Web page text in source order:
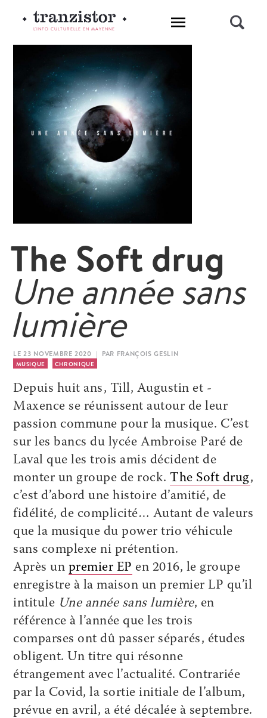
L'INFO CULTURELLE EN MAYENNE
The Soft drug
Une année sans
lumière
LE 23 NOVEMBRE 2020 | PAR FRANÇOIS GESLIN
MUSIQUE CHRONIQUE
Depuis huit ans, Till, ­Augustin et ­
Maxence se réunissent autour de leur
passion commune pour la musique. C’est
sur les bancs du lycée ­Ambroise ­Paré de
Laval que les trois amis décident de
monter un groupe de rock. The Soft drug,
c’est d’abord une histoire d’amitié, de
fidélité, de complicité… Autant de valeurs
que la musique du power trio véhicule
sans complexe ni prétention.
Après un premier EP en 2016, le groupe
enregistre à la maison un premier LP qu’il
intitule Une année sans lumière, en
référence à l’année que les trois
comparses ont dû passer séparés, études
obligent. Un titre qui résonne
étrangement avec l’actualité. Contrariée
par la Covid, la sortie initiale de l’album,
prévue en avril, a été décalée à septembre.